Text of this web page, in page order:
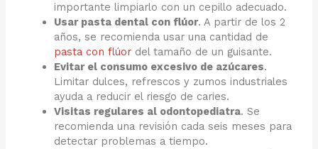
importante limpiarlo con un cepillo adecuado.
Usar pasta dental con flúor. A partir de los 2
años, se recomienda usar una cantidad de
pasta con flúor del tamaño de un guisante.
Evitar el consumo excesivo de azúcares.
Limitar dulces, refrescos y zumos industriales
ayuda a reducir el riesgo de caries.
Visitas regulares al odontopediatra. Se
recomienda una revisión cada seis meses para
detectar problemas a tiempo.